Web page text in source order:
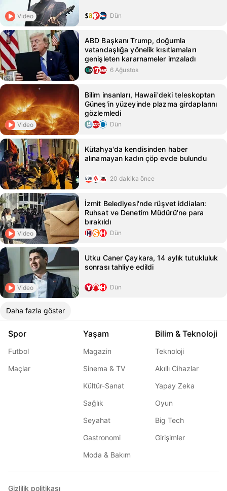
Video Dün
ABD Başkanı Trump, doğumla
vatandaşlığa yönelik kısıtlamaları
genişleten kararnameler imzaladı
6 Ağustos
Video
Bilim insanları, Hawaii'deki teleskoptan
Güneş'in yüzeyinde plazma girdaplarını
gözlemledi
Dün
Kütahya'da kendisinden haber
alınamayan kadın çöp evde bulundu
20 dakika önce
Video
İzmit Belediyesi'nde rüşvet iddiaları:
Ruhsat ve Denetim Müdürü'ne para
bırakıldı
Dün
Video
Utku Caner Çaykara, 14 aylık tutukluluk
sonrası tahliye edildi
Dün
Daha fazla göster
Spor
Futbol
Maçlar
Yaşam
Magazin
Sinema & TV
Kültür-Sanat
Sağlık
Seyahat
Gastronomi
Moda & Bakım
Bilim & Teknoloji
Teknoloji
Akıllı Cihazlar
Yapay Zeka
Oyun
Big Tech
Girişimler
Gizlilik politikası